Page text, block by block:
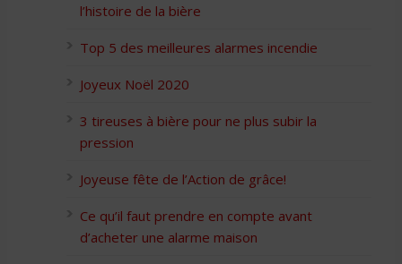
l’histoire de la bière
Top 5 des meilleures alarmes incendie
Joyeux Noël 2020
3 tireuses à bière pour ne plus subir la
pression
Joyeuse fête de l’Action de grâce!
Ce qu’il faut prendre en compte avant
d’acheter une alarme maison